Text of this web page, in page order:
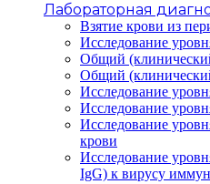
Лабораторная
Взятие крови из
Исследование
Общий
Общий
Исследование
Исследование
Исследование
крови
Исследование
IgG) к вирусу